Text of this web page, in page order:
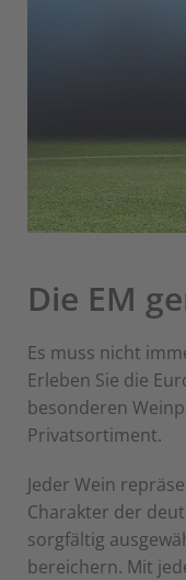
Die EM
Es muss nicht
Erleben Sie die
besonderen
Privatsortiment.
Jeder Wein
Charakter der
sorgfältig
bereichern. Mit